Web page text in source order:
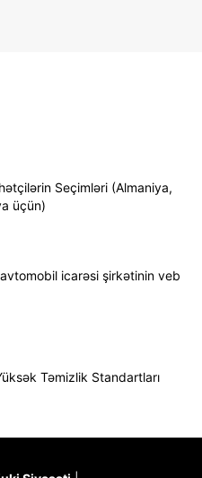
Seçimləri (Almaniya,
üçün)
avtomobil icarəsi şirkətinin veb
Təmizlik Standartları